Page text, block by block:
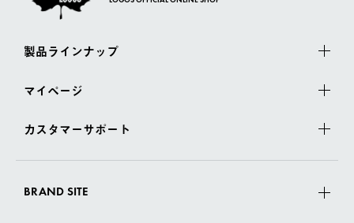
製品ラインナップ
マイページ
カスタマーサポート
BRAND SITE